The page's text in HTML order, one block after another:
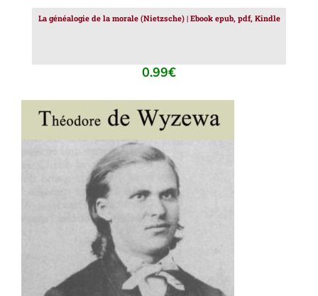
La généalogie de la morale (Nietzsche) | Ebook epub, pdf, Kindle
0.99€
AJOUTER AU PANIER / DÉTAILS